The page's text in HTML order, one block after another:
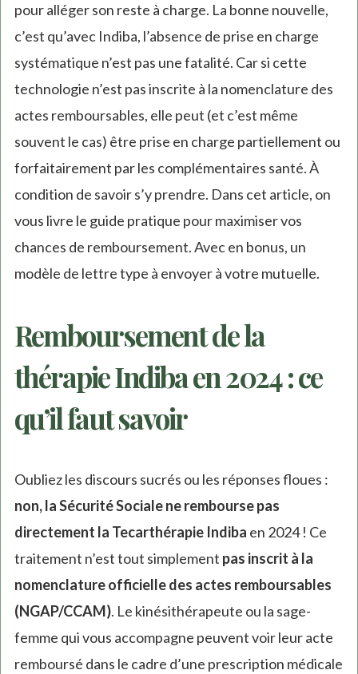
pour alléger son reste à charge. La bonne nouvelle,
c’est qu’avec Indiba, l’absence de prise en charge
systématique n’est pas une fatalité. Car si cette
technologie n’est pas inscrite à la nomenclature des
actes remboursables, elle peut (et c’est même
souvent le cas) être prise en charge partiellement ou
forfaitairement par les complémentaires santé. À
condition de savoir s’y prendre. Dans cet article, on
vous livre le guide pratique pour maximiser vos
chances de remboursement. Avec en bonus, un
modèle de lettre type à envoyer à votre mutuelle.
Remboursement de la
thérapie Indiba en 2024 : ce
qu’il faut savoir
Oubliez les discours sucrés ou les réponses floues :
non, la Sécurité Sociale ne rembourse pas
directement la Tecarthérapie Indiba en 2024 ! Ce
traitement n’est tout simplement pas inscrit à la
nomenclature officielle des actes remboursables
(NGAP/CCAM). Le kinésithérapeute ou la sage-
femme qui vous accompagne peuvent voir leur acte
remboursé dans le cadre d’une prescription médicale